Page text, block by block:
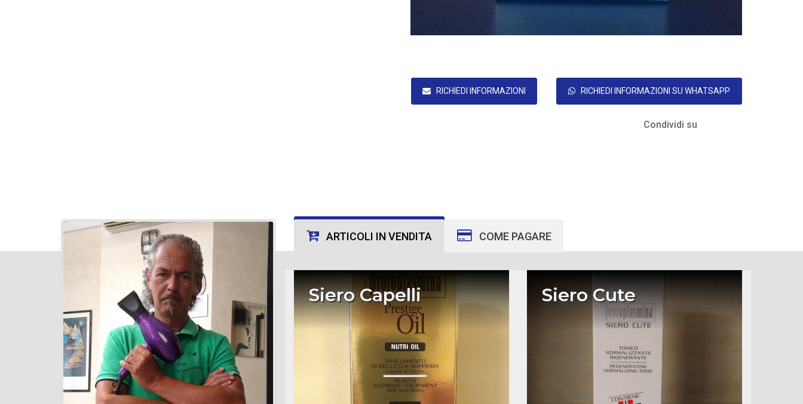
RICHIEDI INFORMAZIONI RICHIEDI INFORMAZIONI SU WHATSAPP
Condividi su
ARTICOLI IN VENDITA COME PAGARE
Siero Capelli Siero Cute